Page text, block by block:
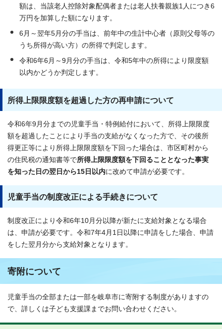
額は、当該老人控除対象配偶者または老人扶養親族1人につき6
万円を加算した額になります。
6月～翌年5月分の手当は、前年中の生計中心者（原則父母等の
うち所得が高い方）の所得で判定します。
令和6年6月～9月分の手当は、令和5年中の所得により限度額
以内かどうか判定します。
所得上限限度額を超過した方の再申請について
令和6年9月分までの児童手当・特例給付において、所得上限限度
額を超過したことにより手当の支給がなくなった方で、その後所
得更正等により所得上限限度額を下回った場合は、市区町村から
の住民税の通知書等で所得上限限度額を下回ることとなった事実
を知った日の翌日から15日以内に改めて申請が必要です。
児童手当の制度改正による手続きについて
制度改正により令和6年10月分以降が新たに支給対象となる場合
は、申請が必要です。令和7年4月1日以降に申請をした場合、申請
をした翌月分から支給対象となります。
寄附について
児童手当の全部または一部を岐阜市に寄附する制度がありますの
で、詳しくは子ども支援課までお問い合わせください。